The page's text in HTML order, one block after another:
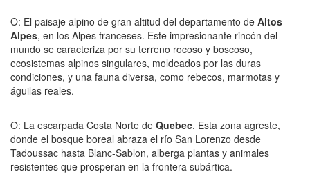
O: El paisaje alpino de gran altitud del departamento de Altos
Alpes, en los Alpes franceses. Este impresionante rincón del
mundo se caracteriza por su terreno rocoso y boscoso,
ecosistemas alpinos singulares, moldeados por las duras
condiciones, y una fauna diversa, como rebecos, marmotas y
águilas reales.
O: La escarpada Costa Norte de Quebec. Esta zona agreste,
donde el bosque boreal abraza el río San Lorenzo desde
Tadoussac hasta Blanc-Sablon, alberga plantas y animales
resistentes que prosperan en la frontera subártica.